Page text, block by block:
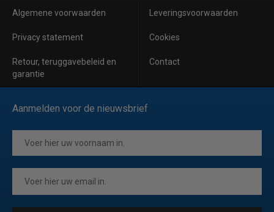
Algemene voorwaarden Leveringsvoorwaarden
Privacy statement Cookies
Retour, teruggavebeleid en
garantie
Contact
Aanmelden voor de nieuwsbrief